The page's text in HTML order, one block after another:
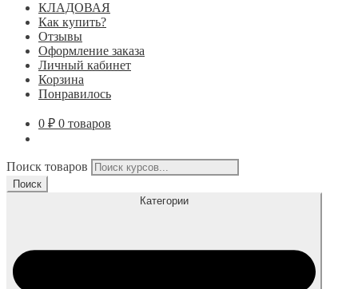
КЛАДОВАЯ
Как купить?
Отзывы
Оформление заказа
Личный кабинет
Корзина
Понравилось
0 ₽ 0 товаров
Поиск товаров
Поиск
Категории